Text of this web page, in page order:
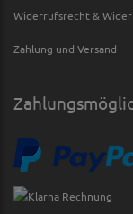
Widerrufsrecht &
Zahlung und Versand